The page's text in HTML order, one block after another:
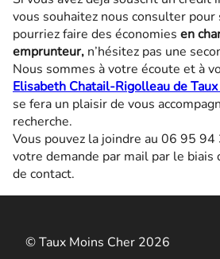
vous souhaitez nous consulter pour
pourriez faire des économies en
emprunteur, n’hésitez pas une
Nous sommes à votre écoute et à
Elisabeth Chatail-Rigolleau de
se fera un plaisir de vous
recherche.
Vous pouvez la joindre au 06 95
votre demande par mail par le
de contact.
© Taux Moins Cher 2026